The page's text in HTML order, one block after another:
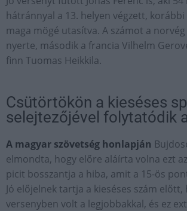
hátránnyal a 13. helyen végzett,
maga mögé utasítva. A számot a
nyerte, második a francia Vilhelm
finn Tuomas Heikkila.
Csütörtökön a kieséses
selejtezőjével folytatódik
A magyar szövetség honlapján
elmondta, hogy előre aláírta volna ezt
picit bosszantja a hiba, amit a 15-ös
Jó előjelnek tartja a kieséses szám előtt,
versenyben volt a legjobbakkal, és ez